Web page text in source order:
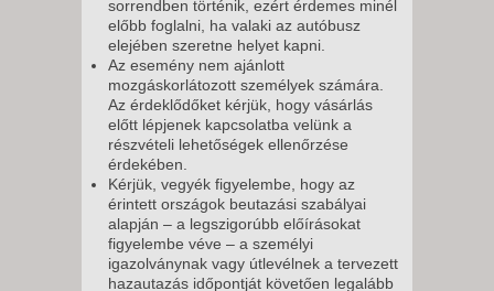
sorrendben történik, ezért érdemes minél
előbb foglalni, ha valaki az autóbusz
elejében szeretne helyet kapni.
Az esemény nem ajánlott
mozgáskorlátozott személyek számára.
Az érdeklődőket kérjük, hogy vásárlás
előtt lépjenek kapcsolatba velünk a
részvételi lehetőségek ellenőrzése
érdekében.
Kérjük, vegyék figyelembe, hogy az
érintett országok beutazási szabályai
alapján – a legszigorúbb előírásokat
figyelembe véve – a személyi
igazolványnak vagy útlevélnek a tervezett
hazautazás időpontját követően legalább